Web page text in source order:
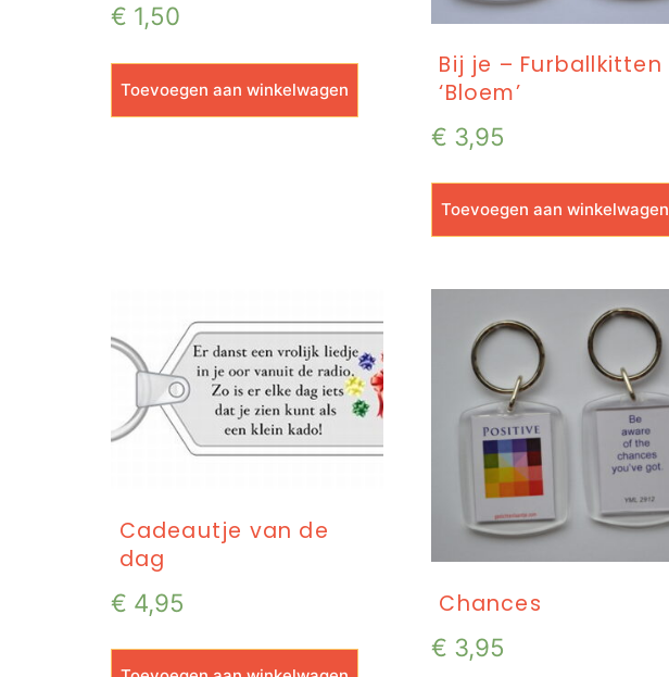
€ 1,50
Toevoegen aan winkelwagen
Bij je – Furballkitten
‘Bloem’
€ 3,95
Toevoegen aan winkelwagen
Cadeautje van de
dag
€ 4,95
Chances
€ 3,95